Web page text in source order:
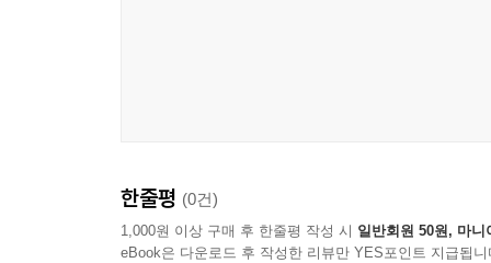
한줄평 (0건)
1,000원 이상 구매 후 한줄평 작성 시 일반회원 50원, 마니
eBook은 다운로드 후 작성한 리뷰만 YES포인트 지급됩니